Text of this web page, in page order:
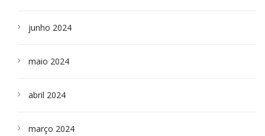
junho 2024
maio 2024
abril 2024
março 2024